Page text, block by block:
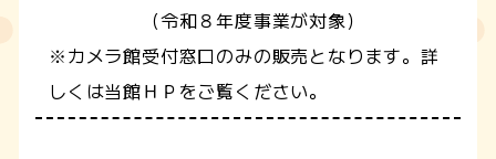
（令和８年度事業が対象）
※カメラ館受付窓口のみの販売となります。詳
しくは当館ＨＰをご覧ください。